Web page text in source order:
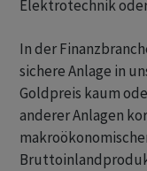
Elektrotechnik
In der
sichere Anlage in
Goldpreis kaum
anderer Anlagen